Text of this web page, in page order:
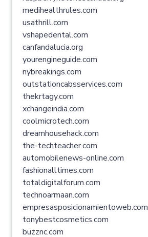
medihealthrules.com
usathrill.com
vshapedental.com
canfandalucia.org
yourengineguide.com
nybreakings.com
outstationcabsservices.com
thekrtagy.com
xchangeindia.com
coolmicrotech.com
dreamhousehack.com
the-techteacher.com
automobilenews-online.com
fashionalltimes.com
totaldigitalforum.com
technoarmaan.com
empresasposicionamientoweb.com
tonybestcosmetics.com
buzznc.com